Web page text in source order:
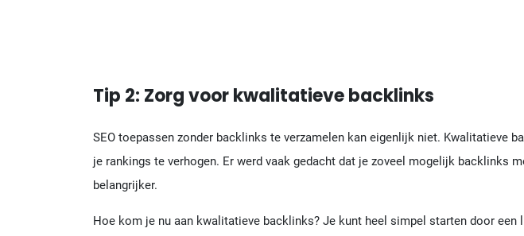
Tip 2: Zorg voor kwalitatieve backlinks
SEO toepassen zonder backlinks te verzamelen kan eigenlijk niet. Kwalitatieve
je rankings te verhogen. Er werd vaak gedacht dat je zoveel mogelijk backlinks
belangrijker.
Hoe kom je nu aan kwalitatieve backlinks? Je kunt heel simpel starten door